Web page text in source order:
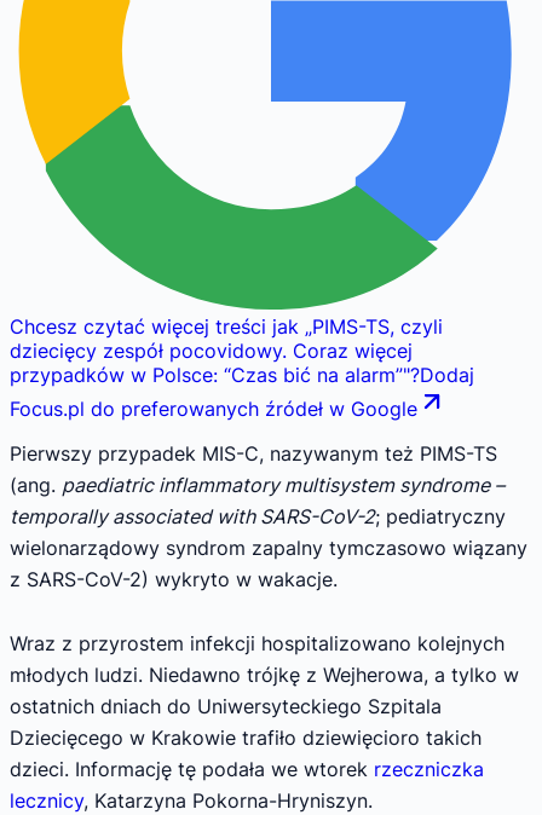
Chcesz czytać więcej treści jak „PIMS-TS, czyli
dziecięcy zespół pocovidowy. Coraz więcej
przypadków w Polsce: “Czas bić na alarm”"?Dodaj
Focus.pl do preferowanych źródeł w Google
Pierwszy przypadek MIS-C, nazywanym też PIMS-TS
(ang. paediatric inflammatory multisystem syndrome –
temporally associated with SARS-CoV-2; pediatryczny
wielonarządowy syndrom zapalny tymczasowo wiązany
z SARS-CoV-2) wykryto w wakacje.
Wraz z przyrostem infekcji hospitalizowano kolejnych
młodych ludzi. Niedawno trójkę z Wejherowa, a tylko w
ostatnich dniach do Uniwersyteckiego Szpitala
Dziecięcego w Krakowie trafiło dziewięcioro takich
dzieci. Informację tę podała we wtorek rzeczniczka
lecznicy, Katarzyna Pokorna-Hryniszyn.